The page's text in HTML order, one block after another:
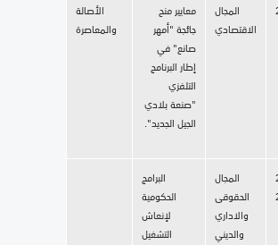
الأصالة
والمعاصرة
معايير منح
جائجة "أمهر
صانع" في
إطار البرنامج
التلفزي
"صنعة بلادي
الجيل الجديد".
المجال
الاقتصادي
البرامج
الحكومية
لإنعاش
التشغيل
المجال
الحقوقى
والاداري
والديني